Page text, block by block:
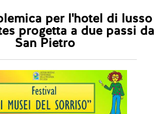
per l'hotel di lusso
progetta a due passi da
San Pietro